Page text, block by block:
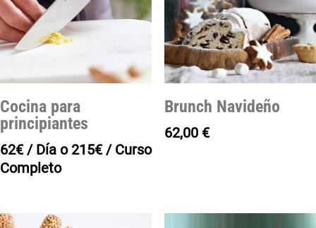
Cocina para
principiantes
62€ / Día o 215€ / Curso
Completo
Brunch Navideño
62,00 €